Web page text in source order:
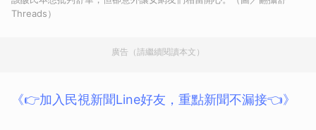
Threads）
廣告（請繼續閱讀本文）
《👉加入民視新聞Line好友，重點新聞不漏接👈》